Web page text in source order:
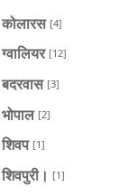
कोलारस [4]
ग्वालियर [12]
बदरवास [3]
भोपाल [2]
शिवप [1]
शिवपुरी। [1]